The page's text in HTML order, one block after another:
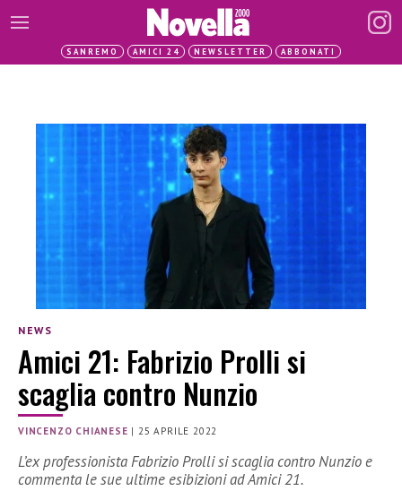
SANREMO AMICI 24 NEWSLETTER ABBONATI
NEWS
Amici 21: Fabrizio Prolli si
scaglia contro Nunzio
VINCENZO CHIANESE |25 APRILE 2022
L’ex professionista Fabrizio Prolli si scaglia contro Nunzio e
commenta le sue ultime esibizioni ad Amici 21.